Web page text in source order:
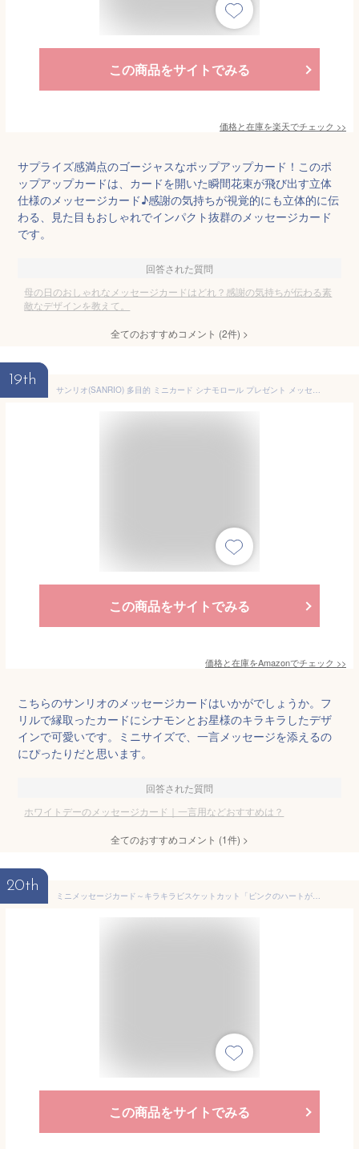
この商品をサイトでみる
価格と在庫を楽天でチェック >>
サプライズ感満点のゴージャスなポップアップカード！このポ
ップアップカードは、カードを開いた瞬間花束が飛び出す立体
仕様のメッセージカード♪感謝の気持ちが視覚的にも立体的に伝
わる、見た目もおしゃれでインパクト抜群のメッセージカード
です。
回答された質問
母の日のおしゃれなメッセージカードはどれ？感謝の気持ちが伝わる素
敵なデザインを教えて。
全てのおすすめコメント (2件) >
19th
サンリオ(SANRIO) 多目的 ミニカード シナモロール プレゼント メッセージカード 656470
この商品をサイトでみる
価格と在庫をAmazonでチェック >>
こちらのサンリオのメッセージカードはいかがでしょうか。フ
リルで縁取ったカードにシナモンとお星様のキラキラしたデザ
インで可愛いです。ミニサイズで、一言メッセージを添えるの
にぴったりだと思います。
回答された質問
ホワイトデーのメッセージカード｜一言用などおすすめは？
全てのおすすめコメント (1件) >
20th
ミニメッセージカード～キラキラビスケットカット「ピンクのハートがいっぱい」【名刺型・封筒つき】【グリーティングカード・ギフトカード・メッセージカード・greeting card message】【ネコポス可】
この商品をサイトでみる